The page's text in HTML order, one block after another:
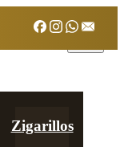
Zigarillos